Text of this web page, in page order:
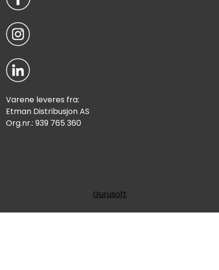
Varene leveres fra:
Etman Distribusjon AS
Org.nr.: 939 765 360
Gurusoft